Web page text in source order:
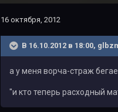
16 октября, 2012
В 16.10.2012 в 18:00,
а у меня ворча-страж
"и кто теперь расходный